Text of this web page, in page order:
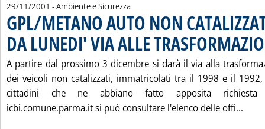
29/11/2001 - Ambiente e Sicurezza
GPL/METANO AUTO NON
DA LUNEDI' VIA ALLE
A partire dal prossimo 3 dicembre si darà il via alla
dei veicoli non catalizzati, immatricolati tra il 1998 e il
cittadini che ne abbiano fatto apposita
icbi.comune.parma.it si può consultare l'elenco delle offi...